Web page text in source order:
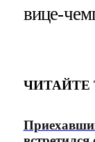
вице-
ЧИТАЙТЕ